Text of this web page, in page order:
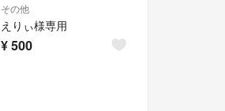
その他
えりぃ様専用
¥500